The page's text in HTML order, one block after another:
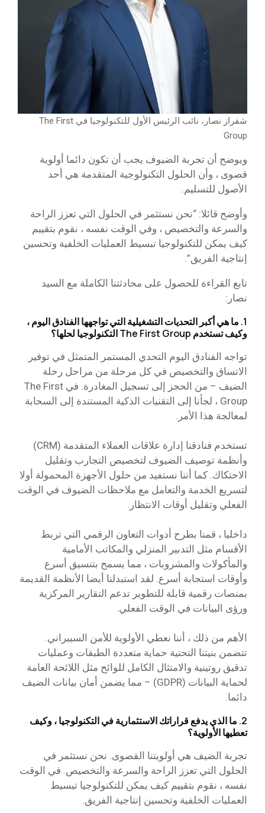
شفراز نصار، نائب الرئيس الأول للتكنولوجيا في The First
Group
ويوضح أن تجربة الضيوف يجب أن تكون دائما أولوية
قصوى ، وأن الحلول التكنولوجية المتقدمة هي أحد
الأصول للتسليم.
وأوضح قائلا: “نحن نستثمر في الحلول التي تعزز الراحة
والسرعة والتخصيص ، وفي الوقت نفسه ، نقوم بتقييم
كيف يمكن للتكنولوجيا تبسيط العمليات الخلفية وتحسين
إنتاجية الفريق”.
تابع القراءة للحصول على محادثتنا الكاملة مع السيد
نصار:
1. ما هي أكبر التحديات التشغيلية التي تواجهها الفنادق اليوم ،
وكيف تستخدم The First Group التكنولوجيا لحلها؟
تواجه الفنادق اليوم التحدي المستمر المتمثل في توفير
الاتساق والتخصيص في كل مرحلة من مراحل رحلة
الضيف – من الحجز إلى تسجيل المغادرة. في The First
Group ، لجأنا إلى التقنيات الذكية المستندة إلى السحابة
لمعالجة هذا الأمر.
تستخدم فنادقنا إدارة علاقات العملاء المتقدمة (CRM)
وأنظمة توصيف الضيوف لتخصيص التجارب وتقليل
الاحتكاك. كما أننا نستفيد من حلول الأجهزة المحمولة أولا
لتسريع الخدمة والتعامل مع ملاحظات الضيوف في الوقت
الفعلي وتقليل أوقات الانتظار.
داخليا ، قمنا بطرح أدوات التعاون الرقمي التي تربط
الأقسام مثل التدبير المنزلي والمكاتب الأمامية
والمأكولات والمشروبات ، مما يسمح بتنسيق أسرع
وأوقات استجابة أسرع. لقد استبدلنا أيضا الأنظمة القديمة
بمنصات رقمية قابلة للتطوير تدعم التقارير المركزية
ورؤى البيانات في الوقت الفعلي.
الأهم من ذلك ، أننا نعطي الأولوية للأمن السيبراني.
تتضمن بنيتنا التحتية حماية متعددة الطبقات وعمليات
تدقيق روتينية والامتثال الكامل للوائح مثل اللائحة العامة
لحماية البيانات (GDPR) – مما يضمن أمان بيانات الضيف
دائما.
2. ما الذي يدفع قراراتك الاستثمارية في التكنولوجيا ، وكيف
تعطيها الأولوية؟
تجربة الضيف هي أولويتنا القصوى. نحن نستثمر في
الحلول التي تعزز الراحة والسرعة والتخصيص. في الوقت
نفسه ، نقوم بتقييم كيف يمكن للتكنولوجيا تبسيط
العمليات الخلفية وتحسين إنتاجية الفريق.